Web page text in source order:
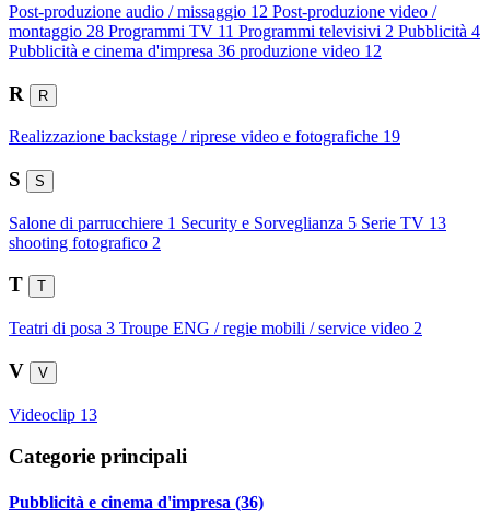
Post-produzione audio / missaggio 12 Post-produzione video /
montaggio 28 Programmi TV 11 Programmi televisivi 2 Pubblicità 4
Pubblicità e cinema d'impresa 36 produzione video 12
R R
Realizzazione backstage / riprese video e fotografiche 19
S S
Salone di parrucchiere 1 Security e Sorveglianza 5 Serie TV 13
shooting fotografico 2
T T
Teatri di posa 3 Troupe ENG / regie mobili / service video 2
V V
Videoclip 13
Categorie principali
Pubblicità e cinema d'impresa (36)